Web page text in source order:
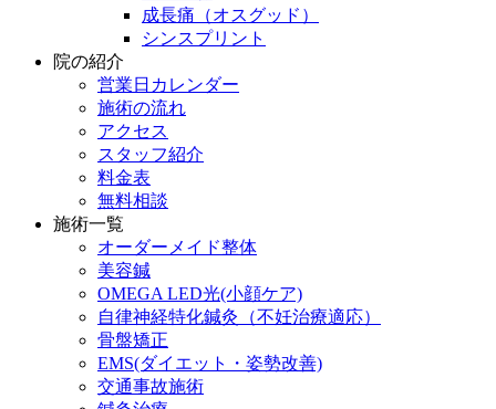
成長痛（オスグッド）
シンスプリント
院の紹介
営業日カレンダー
施術の流れ
アクセス
スタッフ紹介
料金表
無料相談
施術一覧
オーダーメイド整体
美容鍼
OMEGA LED光(小顔ケア)
自律神経特化鍼灸（不妊治療適応）
骨盤矯正
EMS(ダイエット・姿勢改善)
交通事故施術